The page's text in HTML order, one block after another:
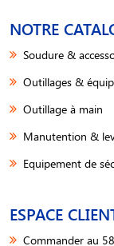
NOTRE
Soudure &
Outillages &
Outillage à main
Manutention &
Equipement de
ESPACE
Commander au